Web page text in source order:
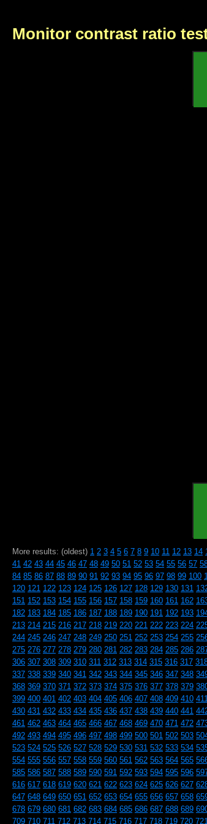
Monitor contrast ratio
More results: (oldest) 1 2 3 4 5 6 7 8 9 10 11 12 13 14
41 42 43 44 45 46 47 48 49 50 51 52 53 54 55 56 57
84 85 86 87 88 89 90 91 92 93 94 95 96 97 98 99 100
120 121 122 123 124 125 126 127 128 129 130 131
151 152 153 154 155 156 157 158 159 160 161 162
182 183 184 185 186 187 188 189 190 191 192 193
213 214 215 216 217 218 219 220 221 222 223 224
244 245 246 247 248 249 250 251 252 253 254 255
275 276 277 278 279 280 281 282 283 284 285 286
306 307 308 309 310 311 312 313 314 315 316 317
337 338 339 340 341 342 343 344 345 346 347 348
368 369 370 371 372 373 374 375 376 377 378 379
399 400 401 402 403 404 405 406 407 408 409 410 411
430 431 432 433 434 435 436 437 438 439 440 441
461 462 463 464 465 466 467 468 469 470 471 472
492 493 494 495 496 497 498 499 500 501 502 503
523 524 525 526 527 528 529 530 531 532 533 534
554 555 556 557 558 559 560 561 562 563 564 565
585 586 587 588 589 590 591 592 593 594 595 596
616 617 618 619 620 621 622 623 624 625 626 627
647 648 649 650 651 652 653 654 655 656 657 658
678 679 680 681 682 683 684 685 686 687 688 689
709 710 711 712 713 714 715 716 717 718 719 720 721